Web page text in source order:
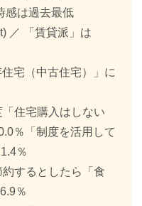
感は過去最低
／ 「賃貸派」は
宅（中古住宅）」に
住宅購入はしない
％「制度を活用して
％
するとしたら「食
％